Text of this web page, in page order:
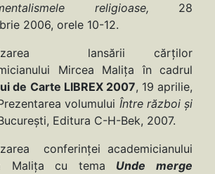
religioase, 28
2006, orele 10-12.
lansării cărţilor
Mircea Maliţa în cadrul
de Carte LIBREX 2007, 19 aprilie,
volumului Între război şi
Editura C-H-Bek, 2007.
conferinţei academicianului
Maliţa cu tema Unde merge